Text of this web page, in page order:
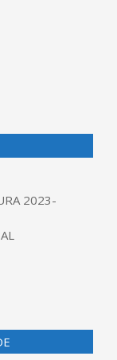
2023-